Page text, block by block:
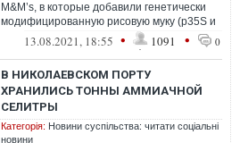
M&M’s, в которые добавили генетически
модифицированную рисовую муку (p35S и
tNos).13.08.2021, 18:55 • 1091 • 0
В НИКОЛАЕВСКОМ ПОРТУ
ХРАНИЛИСЬ ТОННЫ АММИАЧНОЙ
СЕЛИТРЫ
Категорія: Новини суспільства: читати соціальні
новини